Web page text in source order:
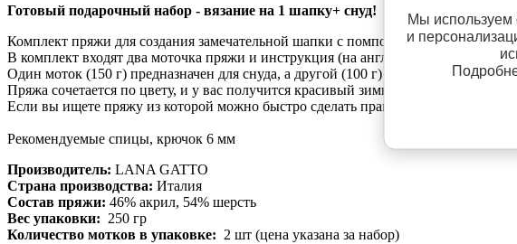
Готовый подарочный набор - вязание на 1 шапку+ снуд!
Комплект пряжи для создания замечательной шапки с помпоном и снуда.
В комплект входят два моточка пряжи и инструкция (на английском и
Один моток (150 г) предназначен для снуда, а другой (100 г) — для шапки.
Пряжа сочетается по цвету, и у вас получится красивый зимний комплект.
Если вы ищете пряжу из которой можно быстро сделать практичный и теплый
Рекомендуемые спицы, крючок 6 мм
Производитель: LANA GATTO
Страна производства: Италия
Состав пряжи: 46% акрил, 54% шерсть
Вес упаковки: 250 гр
Количество мотков в упаковке: 2 шт (цена указана за набор)
Мы используем
и